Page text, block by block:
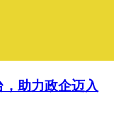
助力政企迈入